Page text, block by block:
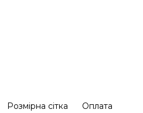
Розмірна сітка Оплата